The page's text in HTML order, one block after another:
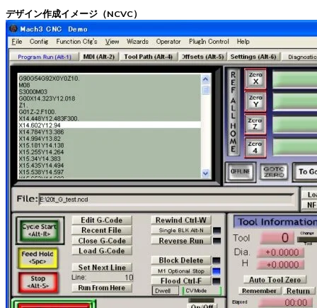
デザイン作成イメージ（NCVC）